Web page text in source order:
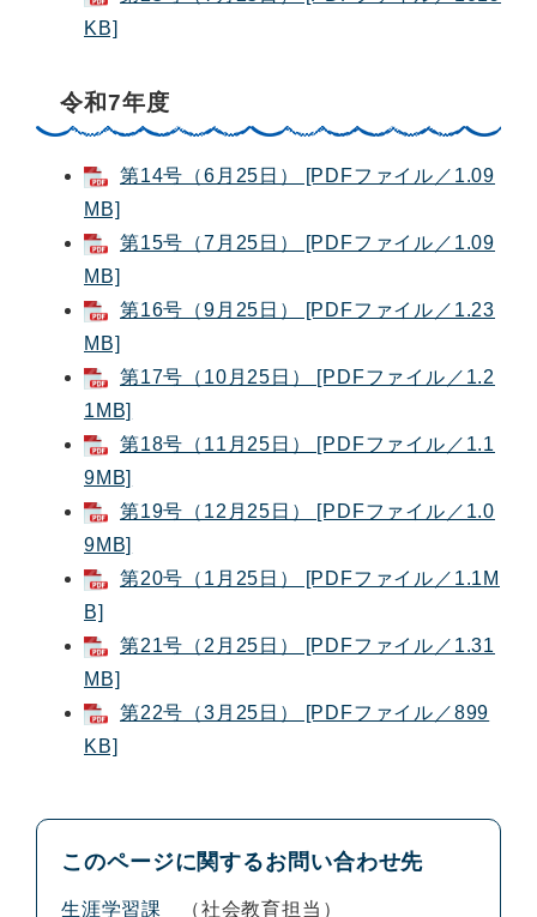
KB]
令和7年度
第14号（6月25日） [PDFファイル／1.09
MB]
第15号（7月25日） [PDFファイル／1.09
MB]
第16号（9月25日） [PDFファイル／1.23
MB]
第17号（10月25日） [PDFファイル／1.2
1MB]
第18号（11月25日） [PDFファイル／1.1
9MB]
第19号（12月25日） [PDFファイル／1.0
9MB]
第20号（1月25日） [PDFファイル／1.1M
B]
第21号（2月25日） [PDFファイル／1.31
MB]
第22号（3月25日） [PDFファイル／899
KB]
このページに関するお問い合わせ先
生涯学習課 社会教育担当